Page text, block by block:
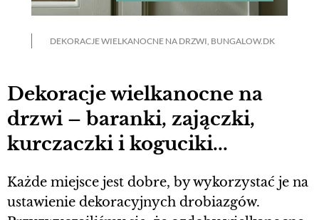
DEKORACJE WIELKANOCNE NA DRZWI, BUNGALOW.DK
Dekoracje wielkanocne na
drzwi – baranki, zajączki,
kurczaczki i koguciki...
Każde miejsce jest dobre, by wykorzystać je na
ustawienie dekoracyjnych drobiazgów.